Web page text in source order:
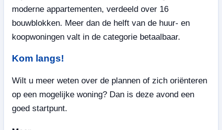
moderne appartementen, verdeeld over 16
bouwblokken. Meer dan de helft van de huur‑ en
koopwoningen valt in de categorie betaalbaar.
Kom langs!
Wilt u meer weten over de plannen of zich oriënteren
op een mogelijke woning? Dan is deze avond een
goed startpunt.